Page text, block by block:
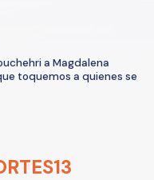
a Magdalena
toquemos a quienes se